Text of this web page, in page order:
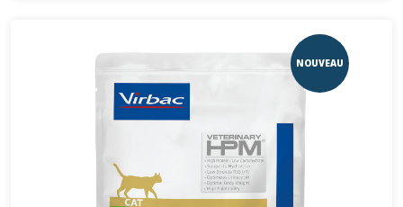
NOUVEAU